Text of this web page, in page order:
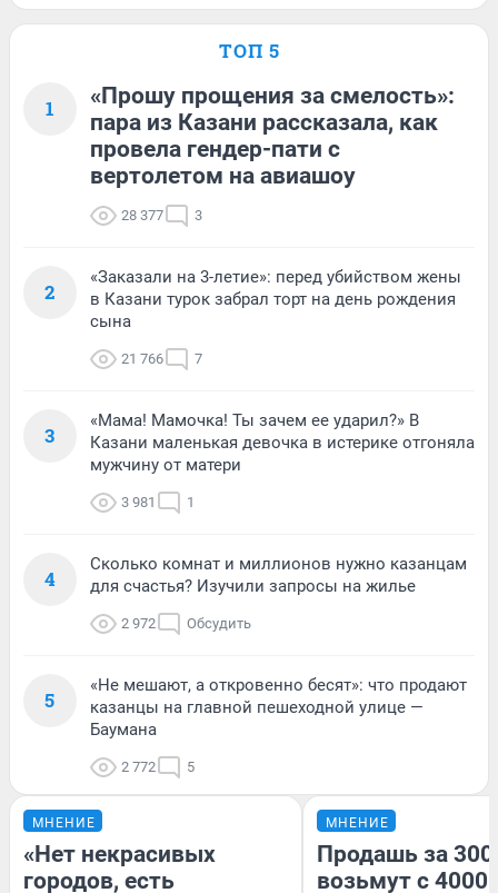
ТОП 5
1
«Прошу прощения за смелость»:
пара из Казани рассказала, как
провела гендер-пати с
вертолетом на авиашоу
28 377 3
2
«Заказали на 3-летие»: перед убийством жены
в Казани турок забрал торт на день рождения
сына
21 766 7
3
«Мама! Мамочка! Ты зачем ее ударил?» В
Казани маленькая девочка в истерике отгоняла
мужчину от матери
3 981 1
4
Сколько комнат и миллионов нужно казанцам
для счастья? Изучили запросы на жилье
2 972 Обсудить
5
«Не мешают, а откровенно бесят»: что продают
казанцы на главной пешеходной улице —
Баумана
2 772 5
МНЕНИЕ
«Нет некрасивых
городов, есть
МНЕНИЕ
Продашь за
возьмут с